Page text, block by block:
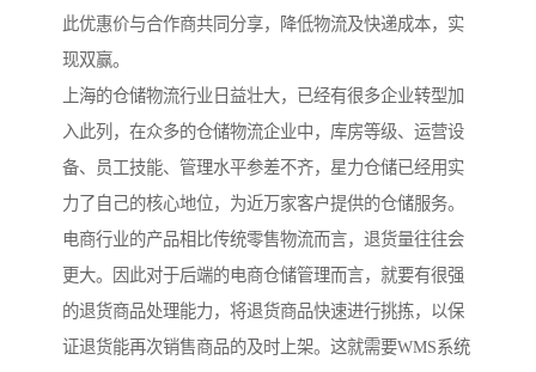
此优惠价与合作商共同分享，降低物流及快递成本，实
现双赢。
上海的仓储物流行业日益壮大，已经有很多企业转型加
入此列，在众多的仓储物流企业中，库房等级、运营设
备、员工技能、管理水平参差不齐，星力仓储已经用实
力了自己的核心地位，为近万家客户提供的仓储服务。
电商行业的产品相比传统零售物流而言，退货量往往会
更大。因此对于后端的电商仓储管理而言，就要有很强
的退货商品处理能力，将退货商品快速进行挑拣，以保
证退货能再次销售商品的及时上架。这就需要WMS系统